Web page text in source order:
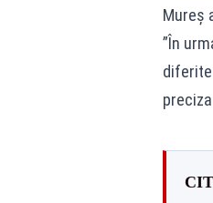
Mureș
”În
diferite